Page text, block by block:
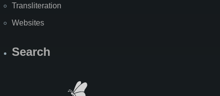
Transliteration
Websites
Search